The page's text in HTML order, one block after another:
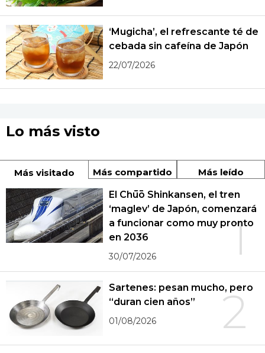
‘Mugicha’, el refrescante té de
cebada sin cafeína de Japón
22/07/2026
Lo más visto
Más visitado Más compartido Más leído
1
El Chūō Shinkansen, el tren
‘maglev’ de Japón, comenzará
a funcionar como muy pronto
en 2036
30/07/2026
2
Sartenes: pesan mucho, pero
“duran cien años”
01/08/2026